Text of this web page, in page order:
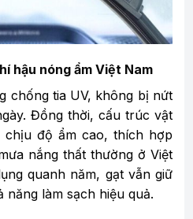
hậu nóng ẩm Việt Nam
chống tia UV, không bị nứt
Đồng thời, cấu trúc vật
chịu độ ẩm cao, thích hợp
nắng thất thường ở Việt
quanh năm, gạt vẫn giữ
làm sạch hiệu quả.